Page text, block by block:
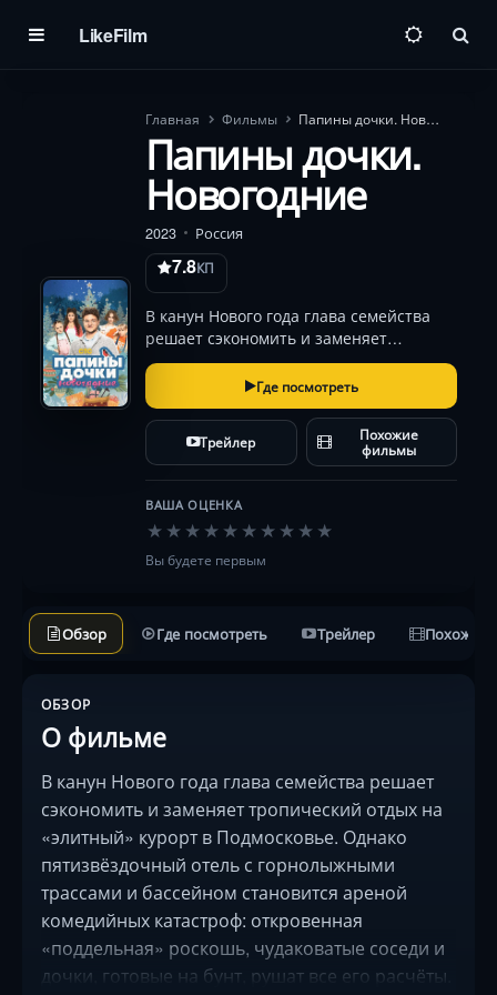
LikeFilm
Главная Фильмы Папины дочки. Новогодние
Папины дочки.
Новогодние
2023 Россия
7.8КП
В канун Нового года глава семейства
решает сэкономить и заменяет
тропический отдых на «элитный»
курорт в Подмосковье. Однако
пятизвёздочный отель с
горнолыжными трассами и бассейном
становится ареной комедийных
катастроф…
Где посмотреть
Трейлер Похожие
фильмы
ВАША ОЦЕНКА
★ ★ ★ ★ ★ ★ ★ ★ ★ ★
Вы будете первым
Обзор Где посмотреть Трейлер Похожие
ОБЗОР
О фильме
В канун Нового года глава семейства решает
сэкономить и заменяет тропический отдых на
«элитный» курорт в Подмосковье. Однако
пятизвёздочный отель с горнолыжными
трассами и бассейном становится ареной
комедийных катастроф: откровенная
«поддельная» роскошь, чудаковатые соседи и
дочки, готовые на бунт, рушат все его расчёты.